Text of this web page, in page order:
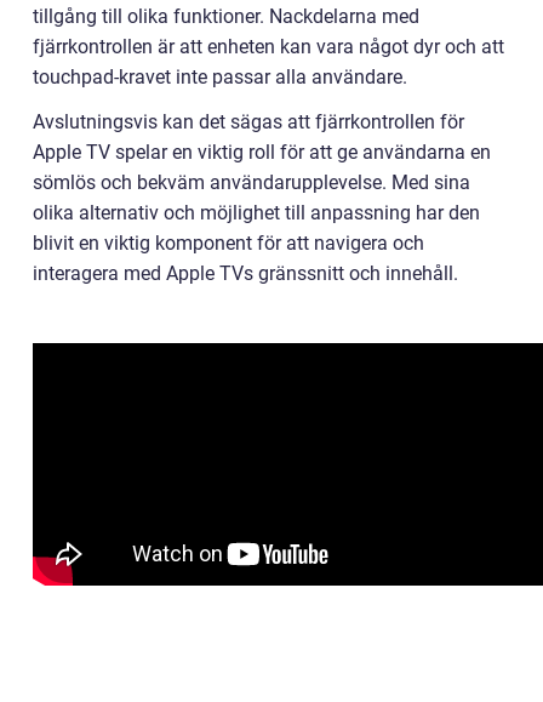
tillgång till olika funktioner. Nackdelarna med
fjärrkontrollen är att enheten kan vara något dyr och att
touchpad-kravet inte passar alla användare.
Avslutningsvis kan det sägas att fjärrkontrollen för
Apple TV spelar en viktig roll för att ge användarna en
sömlös och bekväm användarupplevelse. Med sina
olika alternativ och möjlighet till anpassning har den
blivit en viktig komponent för att navigera och
interagera med Apple TVs gränssnitt och innehåll.